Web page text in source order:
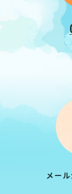
メー